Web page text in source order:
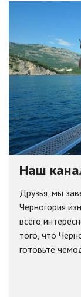
Наш
Друзья, мы
Черногория
всего
того, что
готовьте